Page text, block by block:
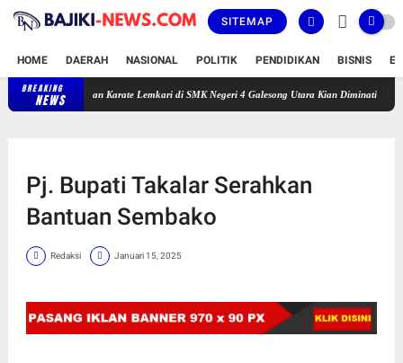
SITEMAP
HOME DAERAH NASIONAL POLITIK PENDIDIKAN BISNIS
BREAKING
NEWS
Latihan Karate Lemkari di SMK Negeri 4 Galesong Utara Kian Diminati Pelajar
Pj. Bupati Takalar Serahkan
Bantuan Sembako
Redaksi Januari 15, 2025